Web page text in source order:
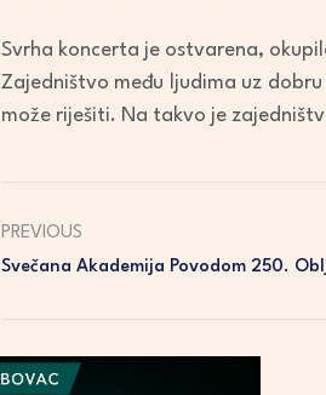
Svrha koncerta je ostvarena,
Zajedništvo među ljudima uz
može riješiti. Na takvo je
PREVIOUS
Svečana Akademija Povodom 250.